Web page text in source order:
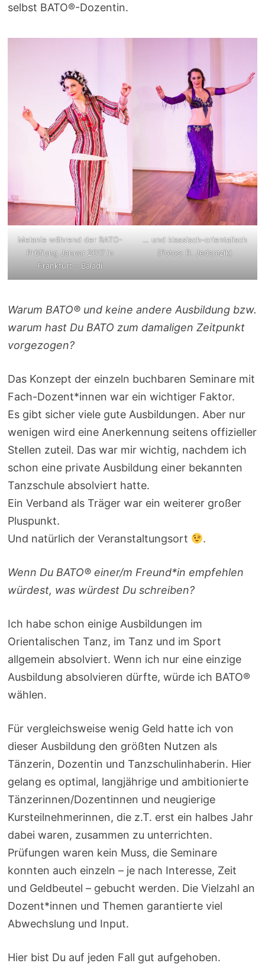
selbst BATO®-Dozentin.
Melanie während der BATO-
Prüfiung Januar 2017 in
Frankfurt – Baladi
… und klassisch-orientalisch
(Fotos: R. Jedamzik)
Warum BATO® und keine andere Ausbildung bzw.
warum hast Du BATO zum damaligen Zeitpunkt
vorgezogen?
Das Konzept der einzeln buchbaren Seminare mit
Fach-Dozent*innen war ein wichtiger Faktor.
Es gibt sicher viele gute Ausbildungen. Aber nur
wenigen wird eine Anerkennung seitens offizieller
Stellen zuteil. Das war mir wichtig, nachdem ich
schon eine private Ausbildung einer bekannten
Tanzschule absolviert hatte.
Ein Verband als Träger war ein weiterer großer
Pluspunkt.
Und natürlich der Veranstaltungsort
.
Wenn Du BATO® einer/m Freund*in empfehlen
würdest, was würdest Du schreiben?
Ich habe schon einige Ausbildungen im
Orientalischen Tanz, im Tanz und im Sport
allgemein absolviert. Wenn ich nur eine einzige
Ausbildung absolvieren dürfte, würde ich BATO®
wählen.
Für vergleichsweise wenig Geld hatte ich von
dieser Ausbildung den größten Nutzen als
Tänzerin, Dozentin und Tanzschulinhaberin. Hier
gelang es optimal, langjährige und ambitionierte
Tänzerinnen/Dozentinnen und neugierige
Kursteilnehmerinnen, die z.T. erst ein halbes Jahr
dabei waren, zusammen zu unterrichten.
Prüfungen waren kein Muss, die Seminare
konnten auch einzeln – je nach Interesse, Zeit
und Geldbeutel – gebucht werden. Die Vielzahl an
Dozent*innen und Themen garantierte viel
Abwechslung und Input.
Hier bist Du auf jeden Fall gut aufgehoben.